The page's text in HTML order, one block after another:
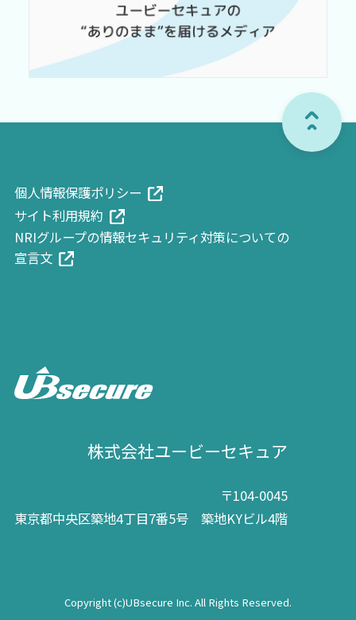
個人情報保護ポリシー
サイト利用規約
NRIグループの情報セキュリティ対策についての
宣言文
株式会社ユービーセキュア
〒104-0045
東京都中央区築地4丁目7番5号 築地KYビル4階
Copyright (c)UBsecure Inc. All Rights Reserved.